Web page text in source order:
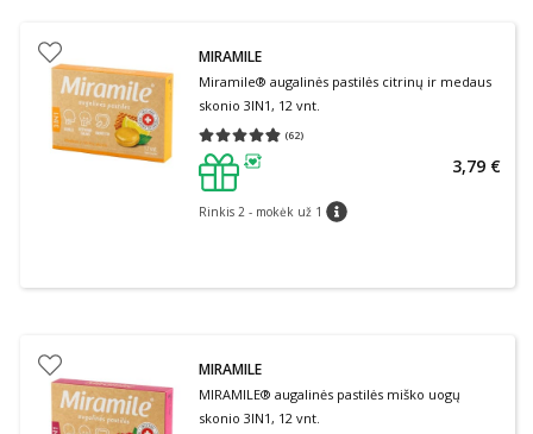
MIRAMILE
Miramile® augalinės pastilės citrinų ir medaus
skonio 3IN1, 12 vnt.
(62)
Vidutinis įvertinimas 4.79
patarimas
Rinkis 2 - mokėk už 1 patarimas
3,79 €
MIRAMILE
MIRAMILE® augalinės pastilės miško uogų
skonio 3IN1, 12 vnt.